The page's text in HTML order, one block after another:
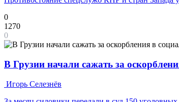
0
1270
0
В Грузии начали сажать за
Игорь Селезнёв